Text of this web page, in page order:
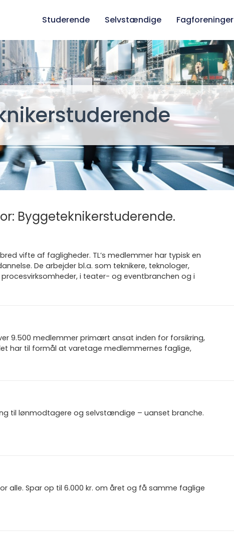
Studerende Selvstændige Fagforeninger
Byggeteknikerstuderende.
vifte af fagligheder. TL’s medlemmer har typisk en
De arbejder bl.a. som teknikere, teknologer,
i teater- og eventbranchen og i
9.500 medlemmer primært ansat inden for forsikring,
har til formål at varetage medlemmernes faglige,
til lønmodtagere og selvstændige – uanset branche.
alle. Spar op til 6.000 kr. om året og få samme faglige